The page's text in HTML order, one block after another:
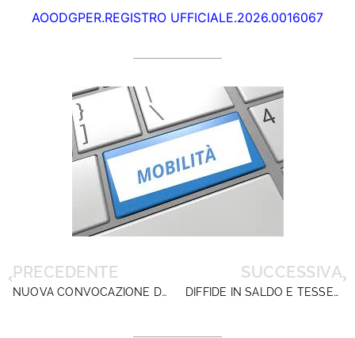
AOODGPER.REGISTRO UFFICIALE.2026.0016067
PRECEDENTE
NUOVA CONVOCAZIONE DEL TAVOLO TECNICO PNRR: IN EXTREMIS LA PROROGA AL 15/10/2026 DELLA RENDICONTAZIONE
SUCCESSIVA
DIFFIDE IN SALDO E TESSERE SINDACALI IN OFFERTA: QUANDO I DIRITTI (GIÀ ACQUISITI) DIVENTANO UN AFFARE